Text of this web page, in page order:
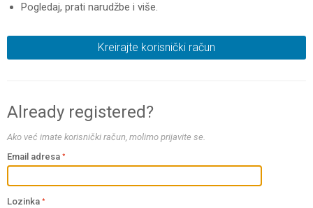
Pogledaj, prati narudžbe i više.
Kreirajte korisnički račun
Already registered?
Ako već imate korisnički račun, molimo prijavite se.
Email adresa
Lozinka